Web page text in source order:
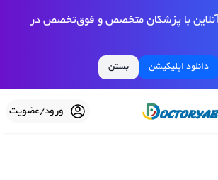
با پزشکان متخصص و فوق‌تخصص در
دانلود اپلیکیشن بستن
ورود/عضویت